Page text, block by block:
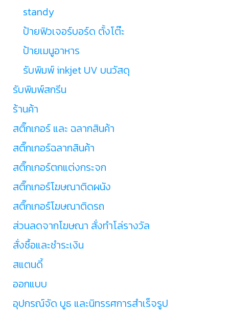
standy
ป้ายฟิวเจอร์บอร์ด ตั้งโต๊ะ
ป้ายเมนูอาหาร
รับพิมพ์ inkjet UV บนวัสดุ
รับพิมพ์สกรีน
ร้านค้า
สติ๊กเกอร์ และ ฉลากสินค้า
สติ๊กเกอร์ฉลากสินค้า
สติ๊กเกอร์ตกแต่งกระจก
สติ๊กเกอร์โฆษณาติดผนัง
สติ๊กเกอร์โฆษณาติดรถ
ส่วนลดจากโฆษณา สั่งทำโล่รางวัล
สั่งซื้อและชำระเงิน
สแตนดี้
ออกแบบ
อุปกรณ์จัด บูธ และนิทรรศการสำเร็จรูป